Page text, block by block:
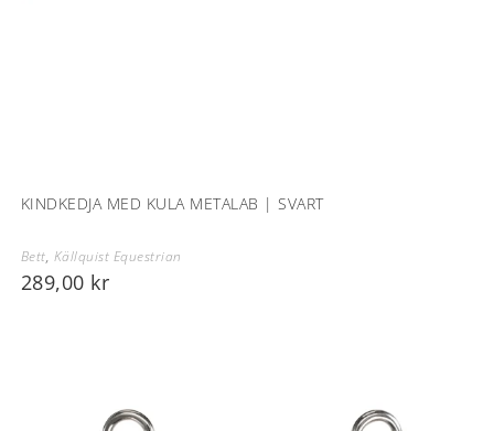
KINDKEDJA MED KULA METALAB | SVART
Bett, Källquist Equestrian
289,00 kr